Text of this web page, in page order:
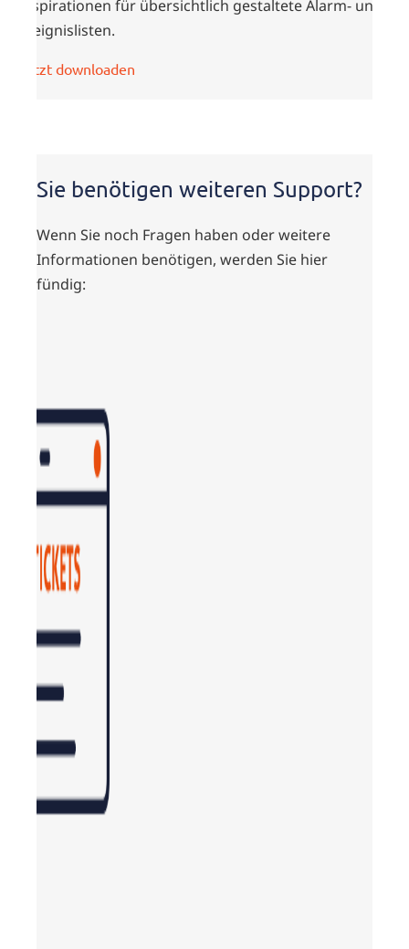
Inspirationen für übersichtlich gestaltete Alarm- und
Ereignislisten.
Jetzt downloaden
Sie benötigen weiteren Support?
Wenn Sie noch Fragen haben oder weitere
Informationen benötigen, werden Sie hier
fündig: